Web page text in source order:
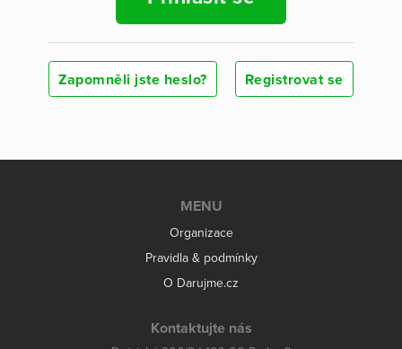
Zapomněli jste heslo? Registrovat se
MENU
Organizace
Pravidla & podmínky
O Darujme.cz
Kontaktujte nás